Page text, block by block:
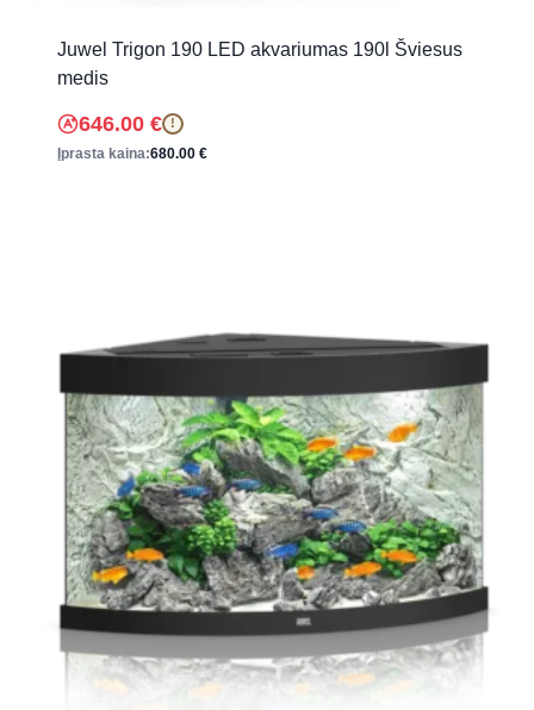
Juwel Trigon 190 LED akvariumas 190l Šviesus
medis
646.00 € !
Įprasta kaina:680.00 €